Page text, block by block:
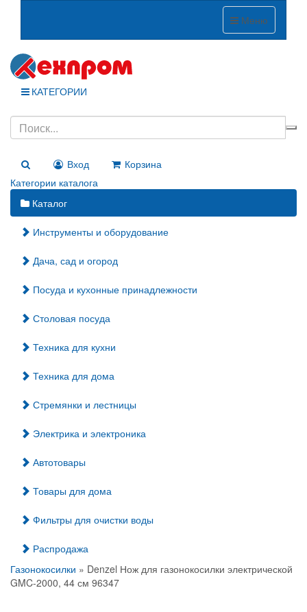
Меню
КАТЕГОРИИ
Вход
Корзина
Категории каталога
Каталог
Инструменты и оборудование
Дача, сад и огород
Посуда и кухонные принадлежности
Столовая посуда
Техника для кухни
Техника для дома
Стремянки и лестницы
Электрика и электроника
Автотовары
Товары для дома
Фильтры для очистки воды
Распродажа
Газонокосилки » Denzel Нож для газонокосилки электрической
GMC-2000, 44 см 96347